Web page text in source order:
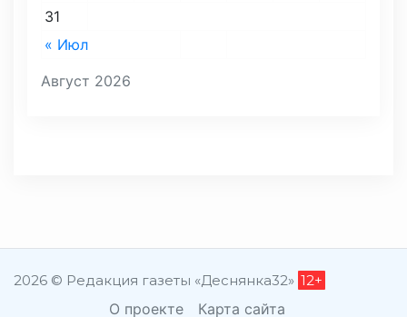
Август 2026
« Июл
31
2026 © Редакция газеты «Деснянка32» 12+
О проекте Карта сайта